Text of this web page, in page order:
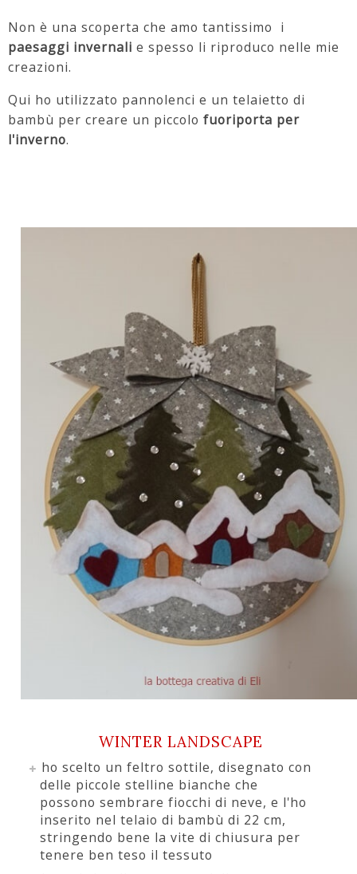
Non è una scoperta che amo tantissimo i
paesaggi invernali e spesso li riproduco nelle mie
creazioni.
Qui ho utilizzato pannolenci e un telaietto di
bambù per creare un piccolo fuoriporta per
l'inverno.
WINTER LANDSCAPE
ho scelto un feltro sottile, disegnato con
delle piccole stelline bianche che
possono sembrare fiocchi di neve, e l'ho
inserito nel telaio di bambù di 22 cm,
stringendo bene la vite di chiusura per
tenere ben teso il tessuto